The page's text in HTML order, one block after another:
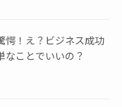
愕！え？ビジネス成功
なことでいいの？